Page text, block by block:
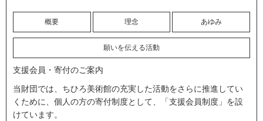
概要 理念 あゆみ
願いを伝える活動
支援会員・寄付のご案内
当財団では、ちひろ美術館の充実した活動をさらに推進してい
くために、個人の方の寄付制度として、「支援会員制度」を設
けています。